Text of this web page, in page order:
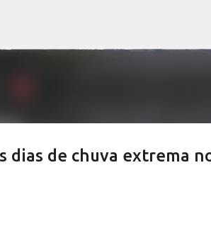
dias de chuva extrema